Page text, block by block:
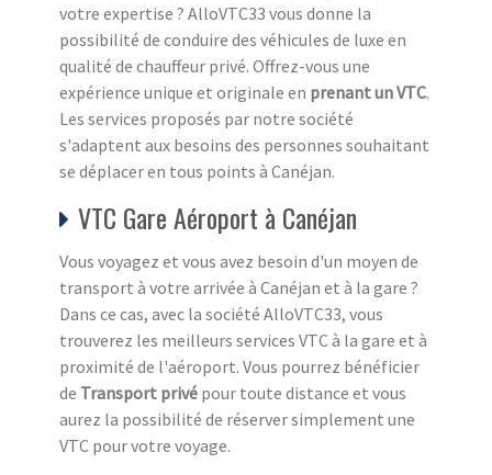
votre expertise ? AlloVTC33 vous donne la
possibilité de conduire des véhicules de luxe en
qualité de chauffeur privé. Offrez-vous une
expérience unique et originale en prenant un VTC.
Les services proposés par notre société
s'adaptent aux besoins des personnes souhaitant
se déplacer en tous points à Canéjan.
VTC Gare Aéroport à Canéjan
Vous voyagez et vous avez besoin d'un moyen de
transport à votre arrivée à Canéjan et à la gare ?
Dans ce cas, avec la société AlloVTC33, vous
trouverez les meilleurs services VTC à la gare et à
proximité de l'aéroport. Vous pourrez bénéficier
de Transport privé pour toute distance et vous
aurez la possibilité de réserver simplement une
VTC pour votre voyage.